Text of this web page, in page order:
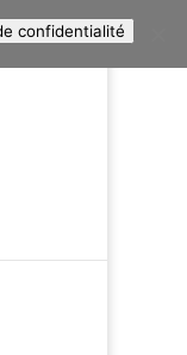
0
confidentialité